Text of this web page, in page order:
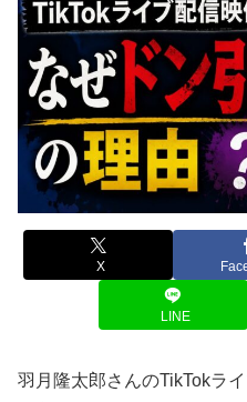
X
LINE
羽月隆太郎さんのTikTokラ